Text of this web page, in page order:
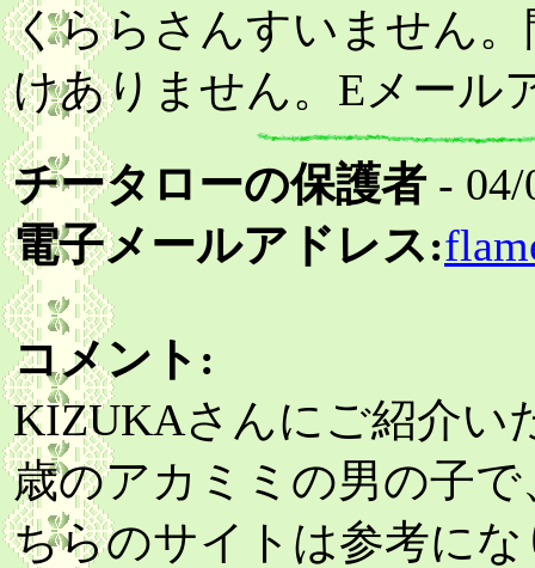
くららさんすいません
けありません。Eメール
チータローの保護者 - 04/
電子メールアドレス:
コメント:
KIZUKAさんにご紹介い
歳のアカミミの男の子
ちらのサイトは参考に